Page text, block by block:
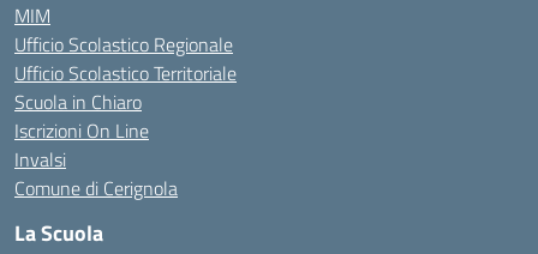
MIM
Ufficio Scolastico Regionale
Ufficio Scolastico Territoriale
Scuola in Chiaro
Iscrizioni On Line
Invalsi
Comune di Cerignola
La Scuola